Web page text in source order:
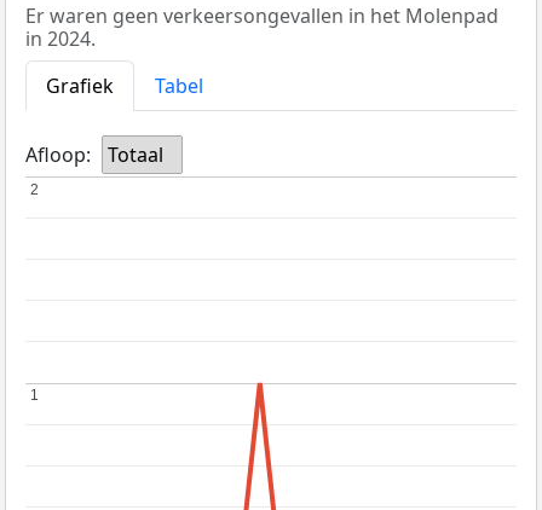
Er waren geen verkeersongevallen in het Molenpad
in 2024.
Grafiek
Tabel
Afloop: Totaal
1
1
2
2